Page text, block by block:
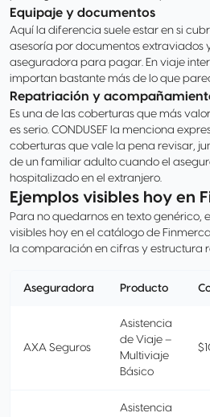
Equipaje y documentos
Aquí la diferencia suele estar en si
asesoría por documentos extraviados
aseguradora para pagar. En viaje
importan bastante más de lo que
Repatriación y
Es una de las coberturas que más
es serio. CONDUSEF la menciona
coberturas que vale la pena revisar,
de un familiar adulto cuando el
hospitalizado en el extranjero.
Ejemplos visibles hoy en
Para no quedarnos en texto genérico,
visibles hoy en el catálogo de
la comparación en cifras y estructura
Aseguradora Producto
AXA Seguros
Asistencia
de Viaje –
Multiviaje
Básico
Asistencia